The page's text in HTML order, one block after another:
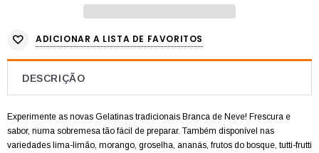
ADICIONAR A LISTA DE FAVORITOS
DESCRIÇÃO
Experimente as novas Gelatinas tradicionais Branca de Neve! Frescura e
sabor, numa sobremesa tão fácil de preparar. Também disponível nas
variedades lima-limão, morango, groselha, ananás, frutos do bosque, tutti-frutti